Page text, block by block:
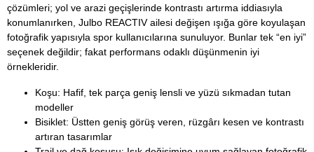
çözümleri; yol ve arazi geçişlerinde kontrastı artırma iddiasıyla
konumlanırken, Julbo REACTIV ailesi değişen ışığa göre koyulaşan
fotoğrafik yapısıyla spor kullanıcılarına sunuluyor. Bunlar tek “en iyi”
seçenek değildir; fakat performans odaklı düşünmenin iyi
örnekleridir.
Koşu: Hafif, tek parça geniş lensli ve yüzü sıkmadan tutan
modeller
Bisiklet: Üstten geniş görüş veren, rüzgârı kesen ve kontrastı
artıran tasarımlar